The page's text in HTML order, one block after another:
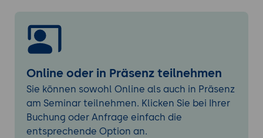
Automatische Anpassung von Schraffuren,
Textfeldern und Symbolgrößen
Zeichnerisches Umsetzen von Bauideen
Skizzieren einfacher Gebäudeformen mit
digitaler Unterstützung
Umwandlung von Handskizzen in digitale
Vorlagen durch KI
Online oder in Präsenz teilnehmen
Sie können sowohl Online als auch in Präsenz
am Seminar teilnehmen. Klicken Sie bei Ihrer
Buchung oder Anfrage einfach die
entsprechende Option an.